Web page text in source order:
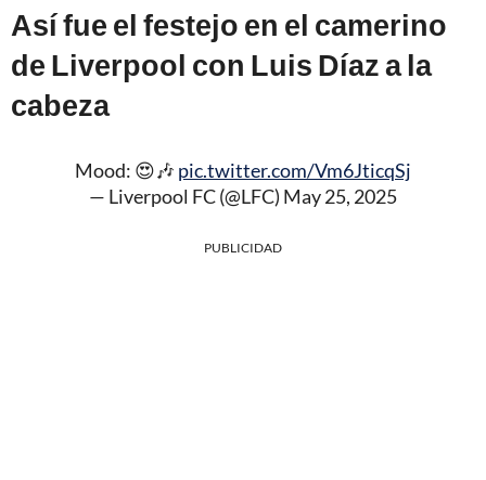
Así fue el festejo en el camerino
de Liverpool con Luis Díaz a la
cabeza
Mood: 😍🎶 pic.twitter.com/Vm6JticqSj
— Liverpool FC (@LFC) May 25, 2025
PUBLICIDAD